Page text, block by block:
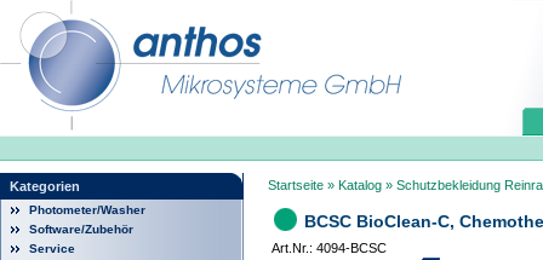
Kategorien
Photometer/Washer
Software/Zubehör
Service
Startseite » Katalog » Schutzbekleidung
BCSC BioClean-C,
Art.Nr.: 4094-BCSC